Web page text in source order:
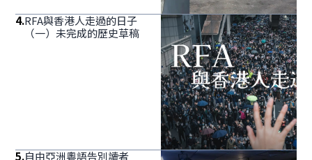
4.RFA與香港人走過的日子
（一）未完成的歷史草稿
5.自由亞洲粵語告別讀者